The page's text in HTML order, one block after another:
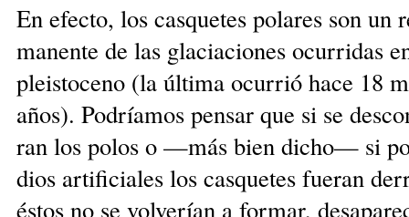
En efecto, los casquetes polares son un
manente de las glaciaciones ocurridas
pleistoceno (la última ocu­rrió hace 18
años). Podríamos pensar que si se
ran los polos o —más bien dicho— si
dios artificiales los casquetes fueran
éstos no se volverían a formar,